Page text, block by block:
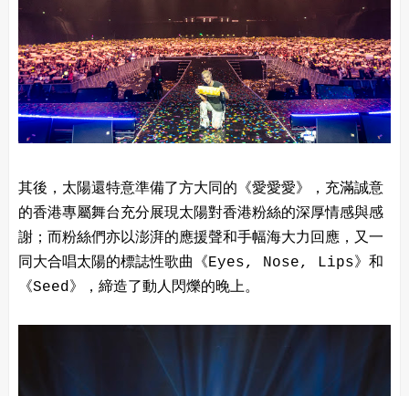
其後，太陽還特意準備了方大同的《愛愛愛》，充滿誠意
的香港專屬舞台充分展現太陽對香港粉絲的深厚情感與感
謝；而粉絲們亦以澎湃的應援聲和手幅海大力回應，又一
同大合唱太陽的標誌性歌曲《Eyes, Nose, Lips》和
《Seed》，締造了動人閃爍的晚上。